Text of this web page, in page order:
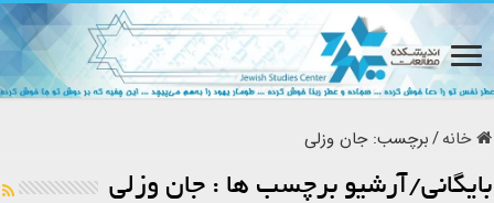
خانه/برچسب:جان وزلی
بایگانی/آرشیو برچسب ها :جان وزلی